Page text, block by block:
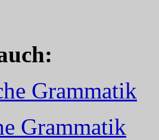
Grammatik
Grammatik